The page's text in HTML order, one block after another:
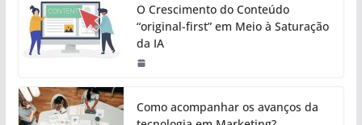
O Crescimento do Conteúdo
“original-first” em Meio à Saturação
da IA
Como acompanhar os avanços da